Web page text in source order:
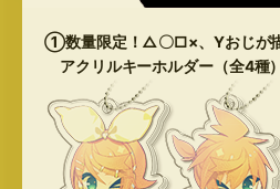
①数量限定！△〇□×、Yおじが
アクリルキーホルダー（全4種